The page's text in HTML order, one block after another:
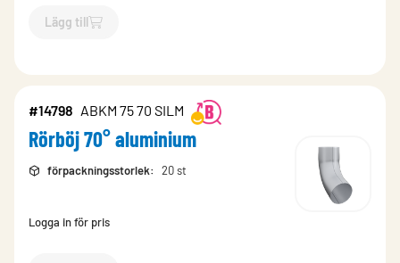
Lägg till
`$Lägg till
#14798 ABKM 75 70 SILM
Rörböj 70° aluminium
förpackningsstorlek: 20 st
Logga in för pris